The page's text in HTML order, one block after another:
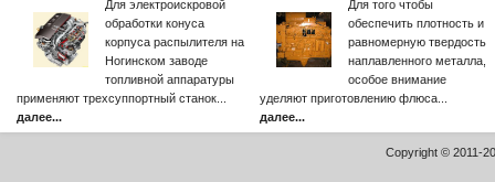
Для электроискровой
обработки конуса
корпуса распылителя на
Ногинском заводе
топливной аппаратуры
применяют трехсуппортный станок...
далее...
Для того чтобы
обеспечить плотность и
равномерную твердость
наплавленного металла,
особое внимание
уделяют приготовлению флюса...
далее...
Copyright © 2011-